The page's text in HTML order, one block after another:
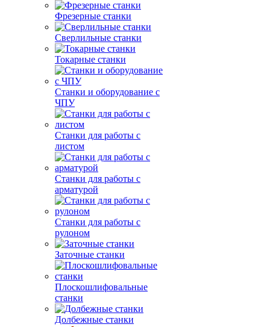
Фрезерные станки
Сверлильные станки
Токарные станки
Станки и оборудование с
ЧПУ
Станки для работы с
листом
Станки для работы с
арматурой
Станки для работы с
рулоном
Заточные станки
Плоскошлифовальные
станки
Долбежные станки